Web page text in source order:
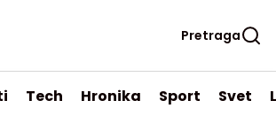
Pretraga
Tech Hronika Sport Svet